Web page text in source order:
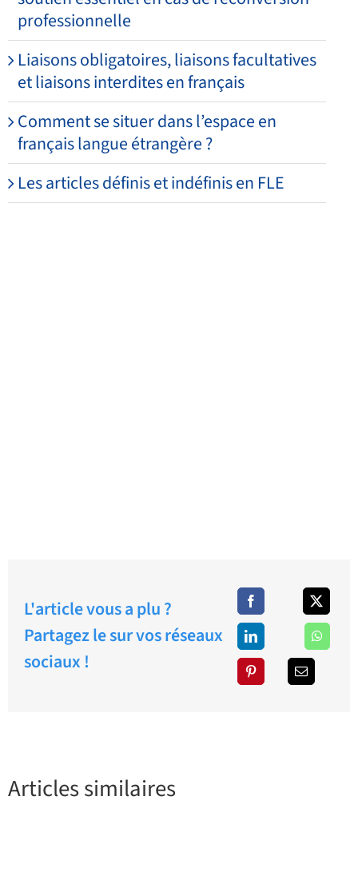
professionnelle
Liaisons obligatoires, liaisons facultatives
et liaisons interdites en français
Comment se situer dans l’espace en
français langue étrangère ?
Les articles définis et indéfinis en FLE
L'article vous a plu ?
Partagez le sur vos réseaux
sociaux !
Articles similaires